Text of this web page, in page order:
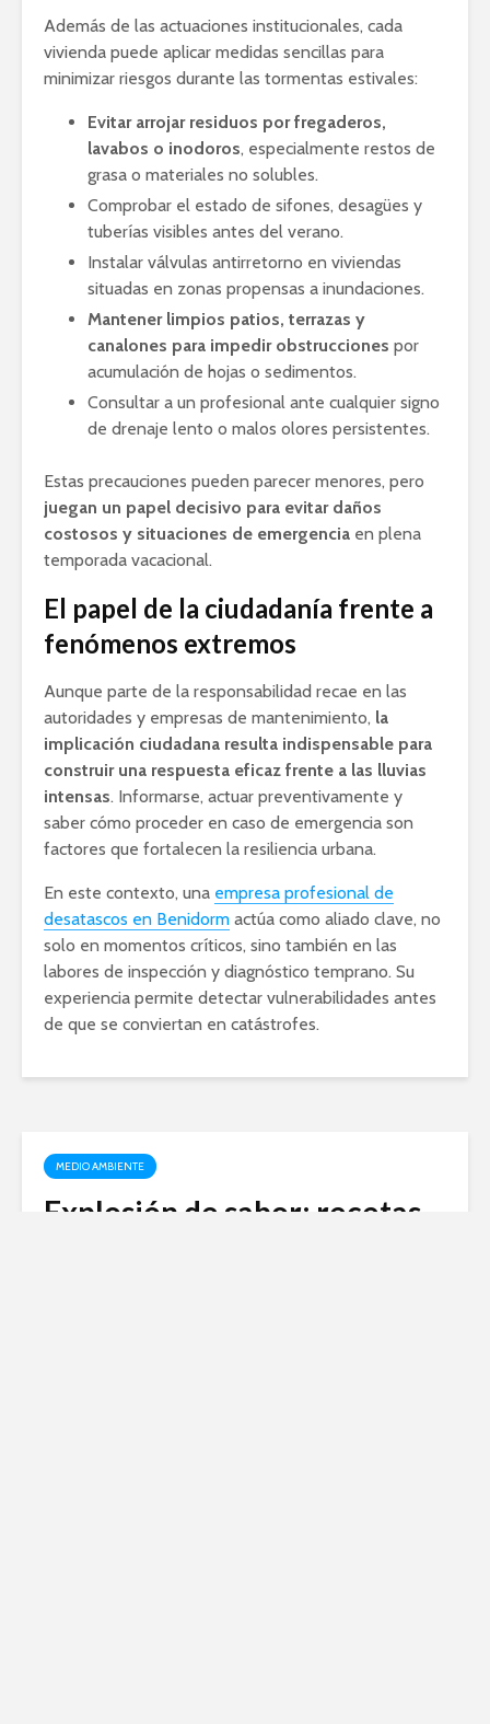
Además de las actuaciones institucionales, cada
vivienda puede aplicar medidas sencillas para
minimizar riesgos durante las tormentas estivales:
Evitar arrojar residuos por fregaderos,
lavabos o inodoros, especialmente restos de
grasa o materiales no solubles.
Comprobar el estado de sifones, desagües y
tuberías visibles antes del verano.
Instalar válvulas antirretorno en viviendas
situadas en zonas propensas a inundaciones.
Mantener limpios patios, terrazas y
canalones para impedir obstrucciones por
acumulación de hojas o sedimentos.
Consultar a un profesional ante cualquier signo
de drenaje lento o malos olores persistentes.
Estas precauciones pueden parecer menores, pero
juegan un papel decisivo para evitar daños
costosos y situaciones de emergencia en plena
temporada vacacional.
El papel de la ciudadanía frente a
fenómenos extremos
Aunque parte de la responsabilidad recae en las
autoridades y empresas de mantenimiento, la
implicación ciudadana resulta indispensable para
construir una respuesta eficaz frente a las lluvias
intensas. Informarse, actuar preventivamente y
saber cómo proceder en caso de emergencia son
factores que fortalecen la resiliencia urbana.
En este contexto, una empresa profesional de
desatascos en Benidorm actúa como aliado clave, no
solo en momentos críticos, sino también en las
labores de inspección y diagnóstico temprano. Su
experiencia permite detectar vulnerabilidades antes
de que se conviertan en catástrofes.
MEDIO AMBIENTE
Explosión de sabor: recetas